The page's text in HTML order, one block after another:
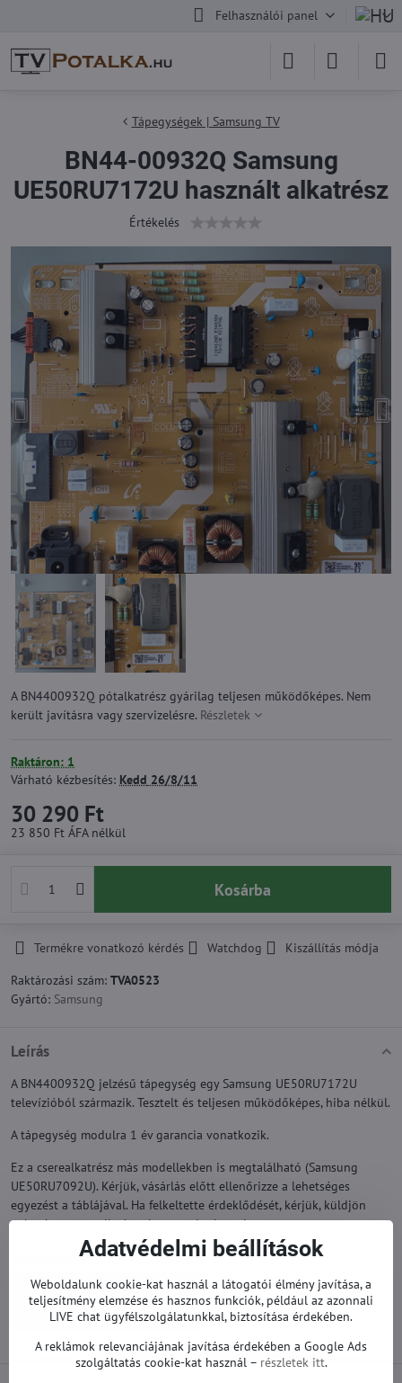
Felhasználói panel
Tápegységek | Samsung TV
BN44-00932Q Samsung
UE50RU7172U használt alkatrész
Értékelés
A BN4400932Q pótalkatrész gyárilag teljesen működőképes. Nem
került javításra vagy szervizelésre. Részletek
Raktáron: 1
Várható kézbesítés: Kedd 26/8/11
30 290 Ft
23 850 Ft ÁFA nélkül
Kosárba
Termékre vonatkozó kérdés Watchdog
Kiszállítás módja
Raktározási szám: TVA0523
Gyártó: Samsung
Leírás
A BN4400932Q jelzésű tápegység egy Samsung UE50RU7172U
televízióból származik. Tesztelt és teljesen működőképes, hiba nélkül.
A tápegység modulra 1 év garancia vonatkozik.
Ez a cserealkatrész más modellekben is megtalálható (Samsung
UE50RU7092U). Kérjük, vásárlás előtt ellenőrizze a lehetséges
egyezést a táblájával. Ha felkeltette érdeklődését, kérjük, küldjön
nekünk egy e-mailt, és szívesen adunk tanácsot.
Továbbiak a kategóriából
Pótalkatrészek | Samsung TV
Tápegységek | Samsung TV
Adatvédelmi beállítások
Weboldalunk cookie-kat használ a látogatói élmény javítása, a
teljesítmény elemzése és hasznos funkciók, például az azonnali
LIVE chat ügyfélszolgálatunkkal, biztosítása érdekében.
A reklámok relevanciájának javítása érdekében a Google Ads
szolgáltatás cookie-kat használ – részletek itt.